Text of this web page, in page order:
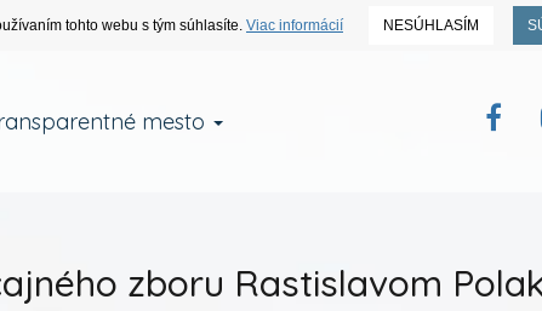
tohto webu s tým súhlasíte. Viac informácií NESÚHLASÍM
mesto
zboru Rastislavom